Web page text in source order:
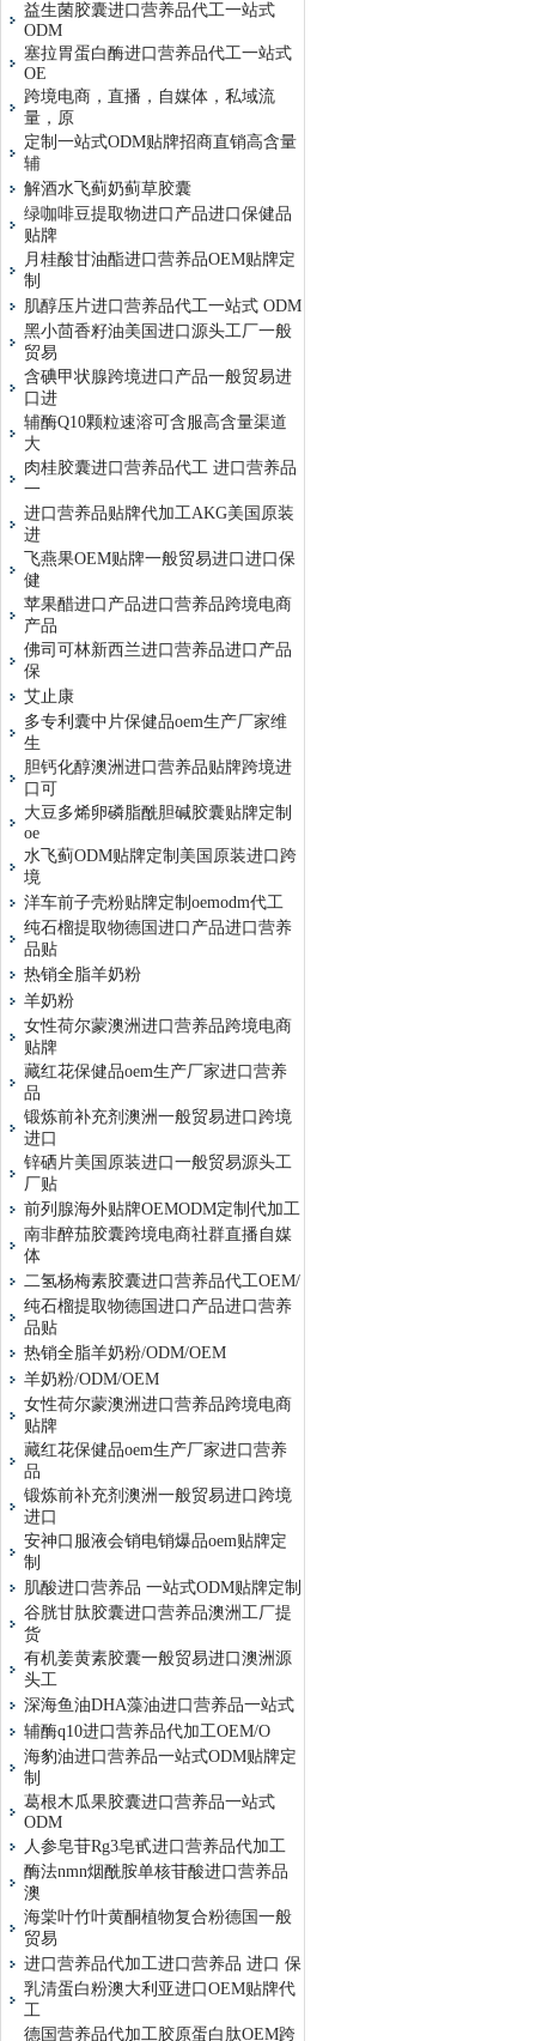
益生菌胶囊进口营养品代工一站式
ODM
塞拉胃蛋白酶进口营养品代工一站式
OE
跨境电商，直播，自媒体，私域流
量，原
定制一站式ODM贴牌招商直销高含量
辅
解酒水飞蓟奶蓟草胶囊
绿咖啡豆提取物进口产品进口保健品
贴牌
月桂酸甘油酯进口营养品OEM贴牌定
制
肌醇压片进口营养品代工一站式 ODM
黑小茴香籽油美国进口源头工厂一般
贸易
含碘甲状腺跨境进口产品一般贸易进
口进
辅酶Q10颗粒速溶可含服高含量渠道
大
肉桂胶囊进口营养品代工 进口营养品
一
进口营养品贴牌代加工AKG美国原装
进
飞燕果OEM贴牌一般贸易进口进口保
健
苹果醋进口产品进口营养品跨境电商
产品
佛司可林新西兰进口营养品进口产品
保
艾止康
多专利囊中片保健品oem生产厂家维
生
胆钙化醇澳洲进口营养品贴牌跨境进
口可
大豆多烯卵磷脂酰胆碱胶囊贴牌定制
oe
水飞蓟ODM贴牌定制美国原装进口跨
境
洋车前子壳粉贴牌定制oemodm代工
纯石榴提取物德国进口产品进口营养
品贴
热销全脂羊奶粉
羊奶粉
女性荷尔蒙澳洲进口营养品跨境电商
贴牌
藏红花保健品oem生产厂家进口营养
品
锻炼前补充剂澳洲一般贸易进口跨境
进口
锌硒片美国原装进口一般贸易源头工
厂贴
前列腺海外贴牌OEMODM定制代加工
南非醉茄胶囊跨境电商社群直播自媒
体
二氢杨梅素胶囊进口营养品代工OEM/
纯石榴提取物德国进口产品进口营养
品贴
热销全脂羊奶粉/ODM/OEM
羊奶粉/ODM/OEM
女性荷尔蒙澳洲进口营养品跨境电商
贴牌
藏红花保健品oem生产厂家进口营养
品
锻炼前补充剂澳洲一般贸易进口跨境
进口
安神口服液会销电销爆品oem贴牌定
制
肌酸进口营养品 一站式ODM贴牌定制
谷胱甘肽胶囊进口营养品澳洲工厂提
货
有机姜黄素胶囊一般贸易进口澳洲源
头工
深海鱼油DHA藻油进口营养品一站式
辅酶q10进口营养品代加工OEM/O
海豹油进口营养品一站式ODM贴牌定
制
葛根木瓜果胶囊进口营养品一站式
ODM
人参皂苷Rg3皂甙进口营养品代加工
酶法nmn烟酰胺单核苷酸进口营养品
澳
海棠叶竹叶黄酮植物复合粉德国一般
贸易
进口营养品代加工进口营养品 进口 保
乳清蛋白粉澳大利亚进口OEM贴牌代
工
德国营养品代加工胶原蛋白肽OEM跨